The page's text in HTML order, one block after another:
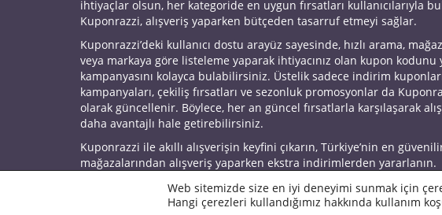
ihtiyaçlar olsun, her kategoride en uygun fırsatları kullanıcılarıyla
Kuponrazzi, alışveriş yaparken bütçeden tasarruf etmeyi sağlar.
Kuponrazzi’deki kullanıcı dostu arayüz sayesinde, hızlı arama,
veya markaya göre listeleme yaparak ihtiyacınız olan kupon
kampanyasını kolayca bulabilirsiniz. Üstelik sadece indirim
kampanyaları, çekiliş fırsatları ve sezonluk promosyonlar da
olarak güncellenir. Böylece, her an güncel fırsatlarla karşılaşarak
daha avantajlı hale getirebilirsiniz.
Kuponrazzi ile akıllı alışverişin keyfini çıkarın, Türkiye’nin en
mağazalarından alışveriş yaparken ekstra indirimlerden yararlanın.
© 2026 KuponrazziWeb sitemizde size en iyi deneyimi sunmak için
Hangi çerezleri kullandığımız hakkında kullanım